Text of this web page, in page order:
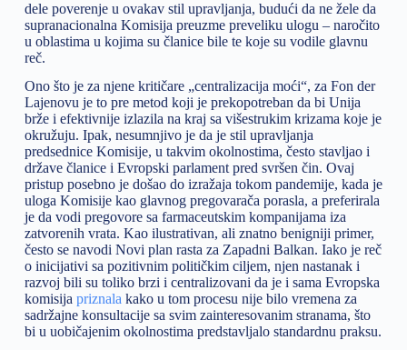
dele poverenje u ovakav stil upravljanja, budući da ne žele da
supranacionalna Komisija preuzme preveliku ulogu – naročito
u oblastima u kojima su članice bile te koje su vodile glavnu
reč.
Ono što je za njene kritičare „centralizacija moći“, za Fon der
Lajenovu je to pre metod koji je prekopotreban da bi Unija
brže i efektivnije izlazila na kraj sa višestrukim krizama koje je
okružuju. Ipak, nesumnjivo je da je stil upravljanja
predsednice Komisije, u takvim okolnostima, često stavljao i
države članice i Evropski parlament pred svršen čin. Ovaj
pristup posebno je došao do izražaja tokom pandemije, kada je
uloga Komisije kao glavnog pregovarača porasla, a preferirala
je da vodi pregovore sa farmaceutskim kompanijama iza
zatvorenih vrata. Kao ilustrativan, ali znatno benigniji primer,
često se navodi Novi plan rasta za Zapadni Balkan. Iako je reč
o inicijativi sa pozitivnim političkim ciljem, njen nastanak i
razvoj bili su toliko brzi i centralizovani da je i sama Evropska
komisija priznala kako u tom procesu nije bilo vremena za
sadržajne konsultacije sa svim zainteresovanim stranama, što
bi u uobičajenim okolnostima predstavljalo standardnu praksu.